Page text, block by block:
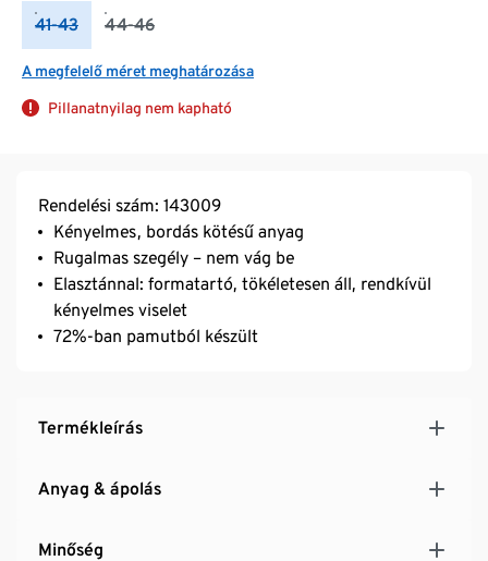
41-43 44-46
A megfelelő méret meghatározása
Pillanatnyilag nem kapható
Rendelési szám: 143009
Kényelmes, bordás kötésű anyag
Rugalmas szegély – nem vág be
Elasztánnal: formatartó, tökéletesen áll, rendkívül
kényelmes viselet
72%-ban pamutból készült
Termékleírás
Anyag & ápolás
Minőség